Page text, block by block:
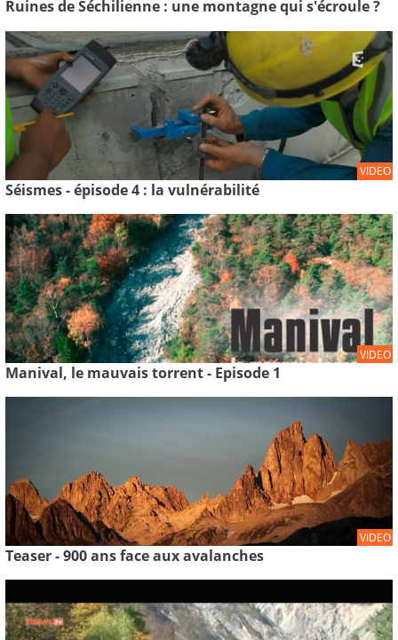
Ruines de Séchilienne : une montagne qui s'écroule ?
VIDEO
Séismes - épisode 4 : la vulnérabilité
VIDEO
Manival, le mauvais torrent - Episode 1
VIDEO
Teaser - 900 ans face aux avalanches